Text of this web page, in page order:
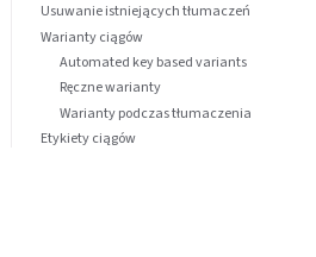
Usuwanie istniejących tłumaczeń
Warianty ciągów
Automated key based variants
Ręczne warianty
Warianty podczas tłumaczenia
Etykiety ciągów